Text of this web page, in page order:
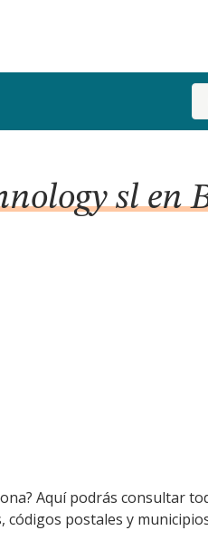
sl en
Aquí podrás consultar
postales y